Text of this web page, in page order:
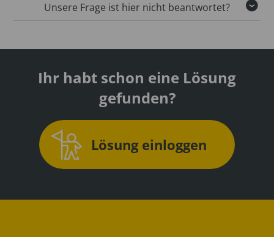
Unsere Frage ist hier nicht beantwortet?
Ihr habt schon eine Lösung
gefunden?
Lösung einloggen